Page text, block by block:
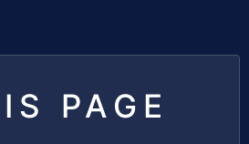
PAGE